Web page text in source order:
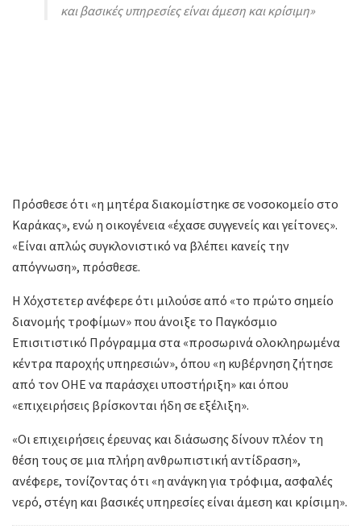
και βασικές υπηρεσίες είναι άμεση και κρίσιμη»
Πρόσθεσε ότι «η μητέρα διακομίστηκε σε νοσοκομείο στο
Καράκας», ενώ η οικογένεια «έχασε συγγενείς και γείτονες».
«Είναι απλώς συγκλονιστικό να βλέπει κανείς την
απόγνωση», πρόσθεσε.
Η Χόχστετερ ανέφερε ότι μιλούσε από «το πρώτο σημείο
διανομής τροφίμων» που άνοιξε το Παγκόσμιο
Επισιτιστικό Πρόγραμμα στα «προσωρινά ολοκληρωμένα
κέντρα παροχής υπηρεσιών», όπου «η κυβέρνηση ζήτησε
από τον ΟΗΕ να παράσχει υποστήριξη» και όπου
«επιχειρήσεις βρίσκονται ήδη σε εξέλιξη».
«Οι επιχειρήσεις έρευνας και διάσωσης δίνουν πλέον τη
θέση τους σε μια πλήρη ανθρωπιστική αντίδραση»,
ανέφερε, τονίζοντας ότι «η ανάγκη για τρόφιμα, ασφαλές
νερό, στέγη και βασικές υπηρεσίες είναι άμεση και κρίσιμη».